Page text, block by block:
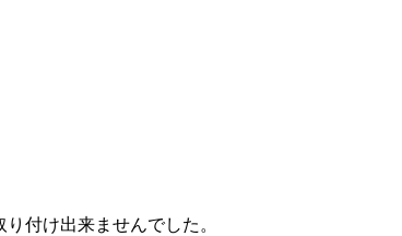
付け出来ませんでした。